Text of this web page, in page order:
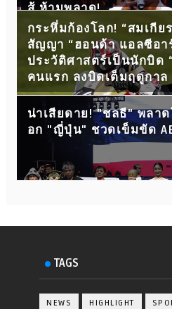
สู้ ห้ามพลาด!
กระหึ่มก้องโลก! “สมเกีย
สัญญา “ฮอนด้า แอลซีอา
ประวัติศาสตร์เป็นนักบิด
คนแรก ลงบิดเต็มฤดูกาล
น่าเสียดาย! "ชลธี" พลา
อก "ญี่ปุ่น" ชวดเข็มขัด
TAGS
NEWS HIGHLIGHT